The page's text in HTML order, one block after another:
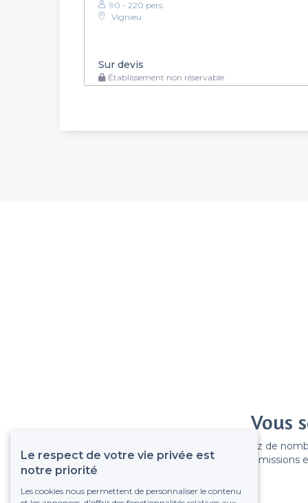
90 - 220 pers.
Vignieu
Sur devis
Établissement non réservable
Vous
Gagnez de
Pas de commissions
Le respect de votre vie privée est
notre priorité
Les cookies nous permettent de personnaliser le contenu